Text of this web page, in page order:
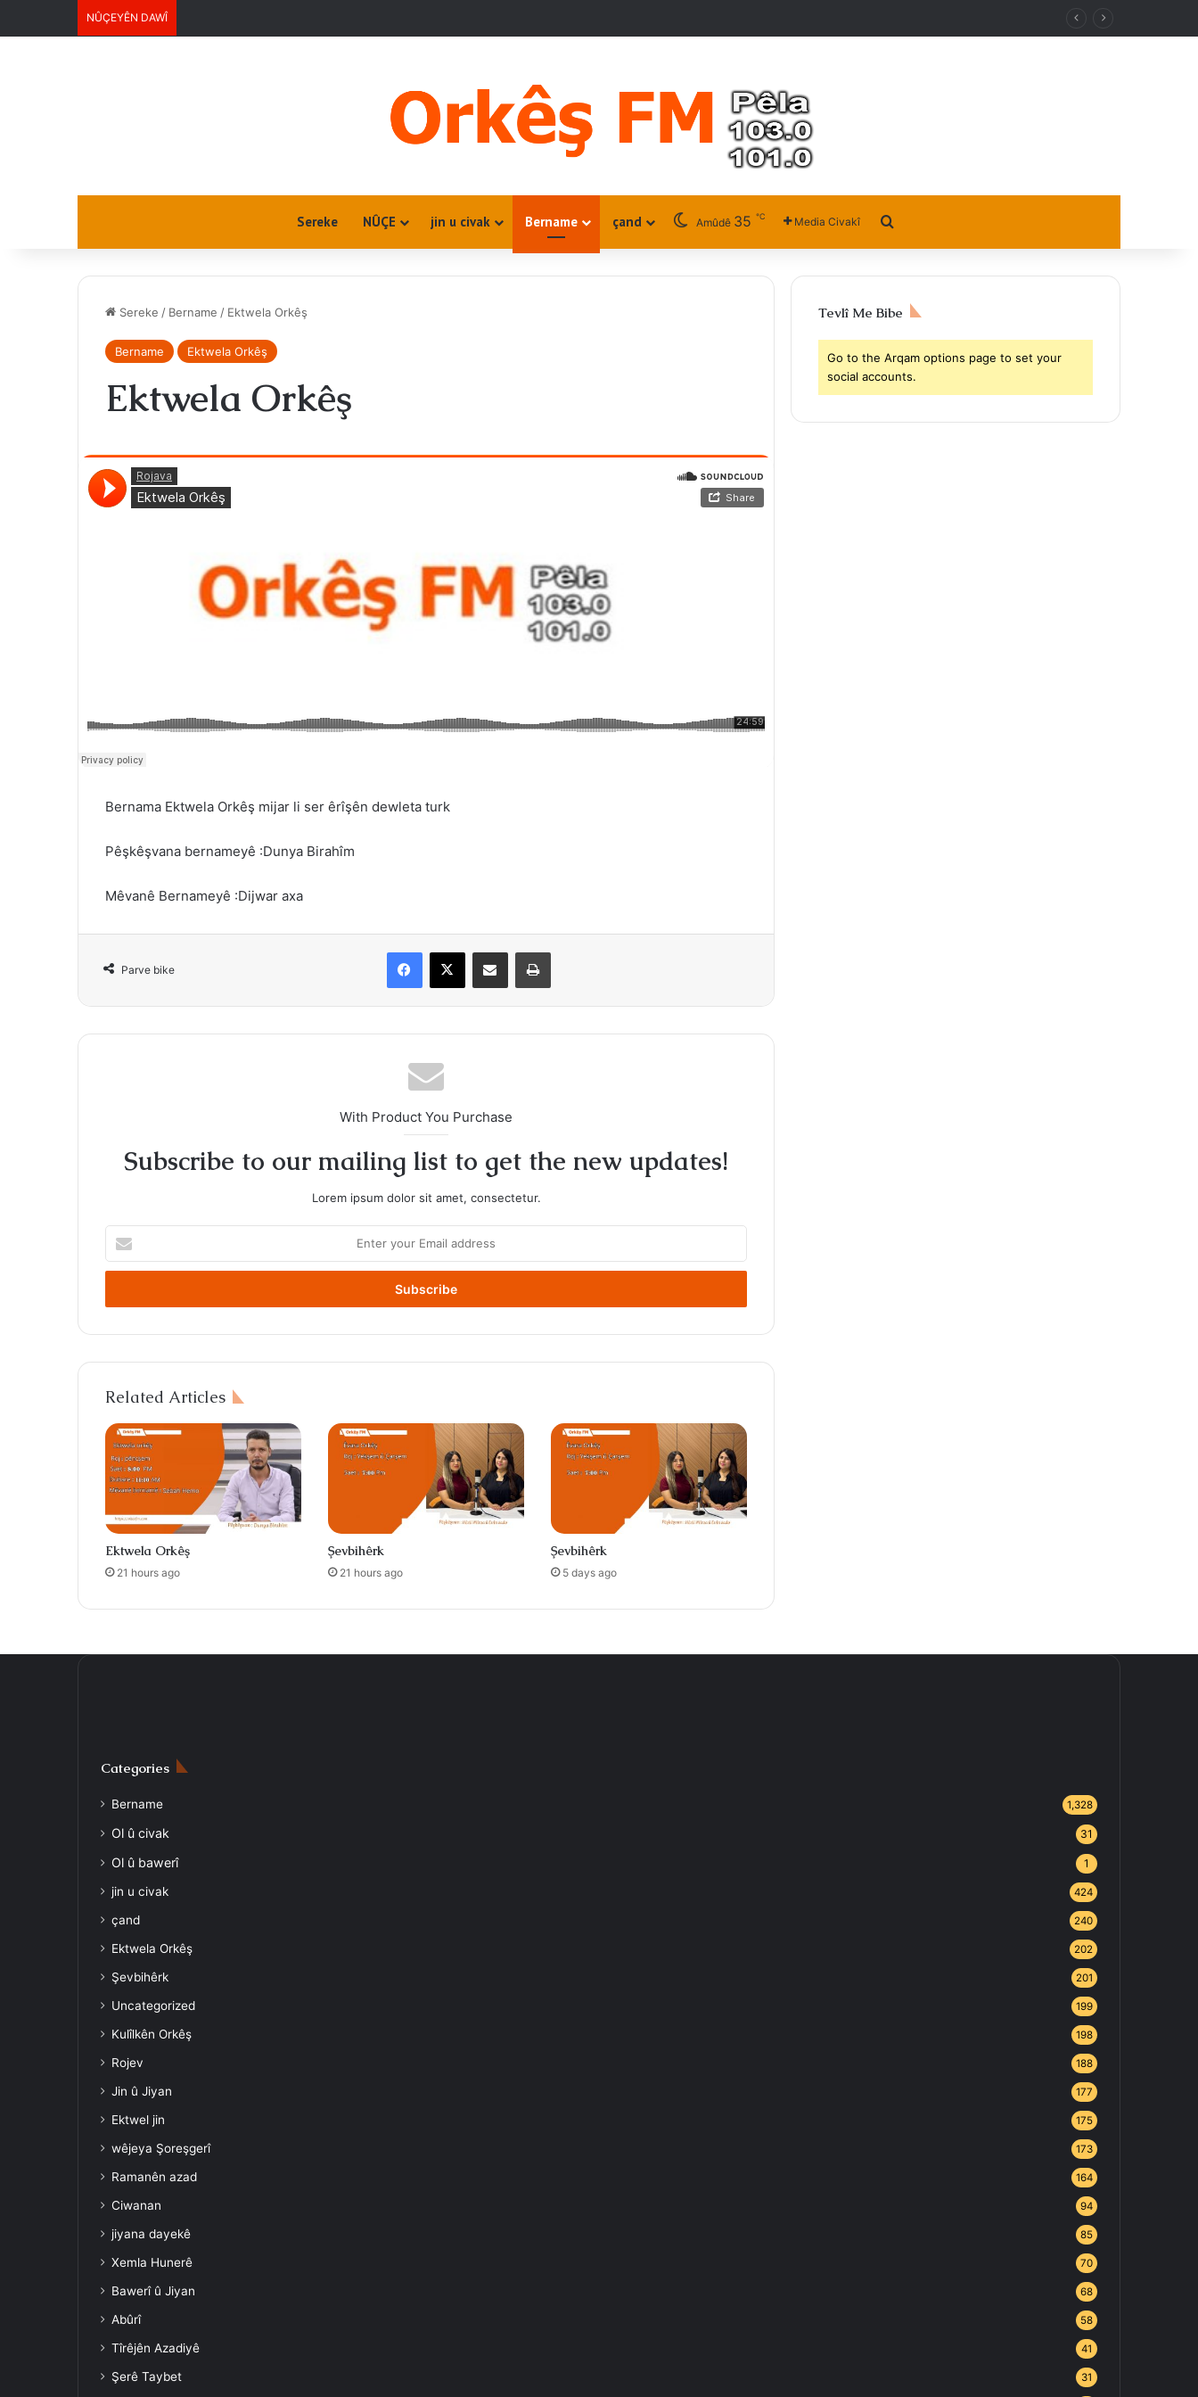
NÛÇEYÊN DAWÎ
Sereke NÛÇE jin u civak Bername çand Amûdê 35 ℃ Media Civakî
Sereke / Bername / Ektwela Orkêş
Bername Ektwela Orkêş
Ektwela Orkêş
Bernama Ektwela Orkêş mijar li ser êrîşên dewleta turk
Pêşkêşvana bernameyê :Dunya Birahîm
Mêvanê Bernameyê :Dijwar axa
Parve bike
Facebook
X Share via Email Print
With Product You Purchase
Subscribe to our mailing list to get the new updates!
Lorem ipsum dolor sit amet, consectetur.
your
Email
Related Articles
Ektwela Orkêş
21 hours ago
Şevbihêrk
21 hours ago
Şevbihêrk
5 days ago
Tevlî Me Bibe
Go to the Arqam options page to set your
social accounts.
Categories
Bername 1,328
Ol û civak 31
Ol û bawerî 1
jin u civak 424
çand 240
Ektwela Orkêş 202
Şevbihêrk 201
Uncategorized 199
Kulîlkên Orkêş 198
Rojev 188
Jin û Jiyan 177
Ektwel jin 175
wêjeya Şoreşgerî 173
Ramanên azad 164
Ciwanan 94
jiyana dayekê 85
Xemla Hunerê 70
Bawerî û Jiyan 68
Abûrî 58
Tîrêjên Azadiyê 41
Şerê Taybet 31